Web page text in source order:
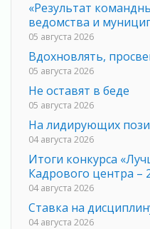
«Результат
ведомства и
05 августа 2026
Вдохновлять,
05 августа 2026
Не оставят в беде
05 августа 2026
На лидирующих
04 августа 2026
Итоги конкурса
Кадрового центра –
04 августа 2026
Ставка на
04 августа 2026